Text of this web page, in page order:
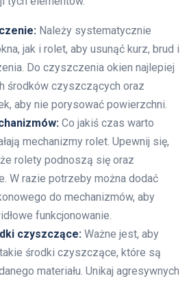
Należy systematycznie
jak i rolet, aby usunąć kurz, brud i
Do czyszczenia okien najlepiej
środków czyszczących oraz
aby nie porysować powierzchni.
Co jakiś czas warto
mechanizmy rolet. Upewnij się,
rolety podnoszą się oraz
W razie potrzeby można dodać
do mechanizmów, aby
funkcjonowanie.
czyszczące: Ważne jest, aby
środki czyszczące, które są
materiału. Unikaj agresywnych